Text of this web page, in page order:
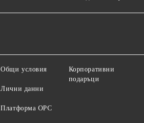
Общи условия
Лични данни
Платформа ОРС
Корпоративни
подаръци